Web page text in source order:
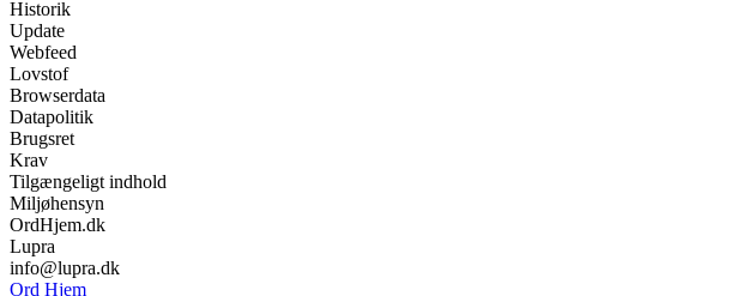
Historik
Update
Webfeed
Lovstof
Browserdata
Datapolitik
Brugsret
Krav
Tilgængeligt indhold
Miljøhensyn
OrdHjem.dk
Lupra
info@lupra.dk
Ord Hjem